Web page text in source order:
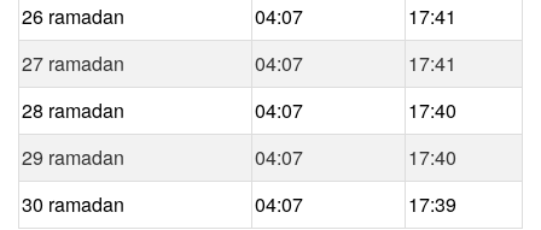
26 ramadan
04:07
17:41
27 ramadan
04:07
17:41
28 ramadan
04:07
17:40
29 ramadan
04:07
17:40
30 ramadan
04:07 17:39